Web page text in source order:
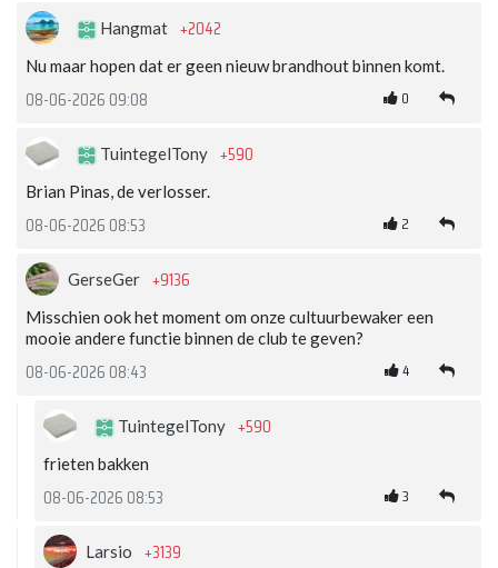
Hangmat +2042
Nu maar hopen dat er geen nieuw brandhout binnen komt.
08-06-2026 09:08 0
TuintegelTony +590
Brian Pinas, de verlosser.
08-06-2026 08:53 2
GerseGer +9136
Misschien ook het moment om onze cultuurbewaker een
mooie andere functie binnen de club te geven?
08-06-2026 08:43 4
TuintegelTony +590
frieten bakken
08-06-2026 08:53 3
Larsio +3139